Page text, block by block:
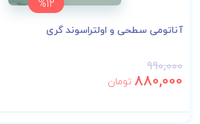
آناتومی سطحی و اولتراسوند گری
990,000
880,000 تومان